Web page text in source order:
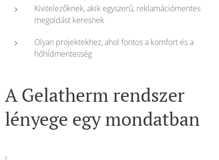
Kivitelezőknek, akik egyszerű, reklamációmentes
megoldást keresnek
Olyan projektekhez, ahol fontos a komfort és a
hőhídmentesség
A Gelatherm rendszer
lényege egy mondatban